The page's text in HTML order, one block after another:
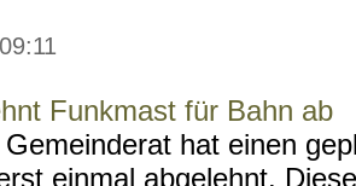
Funkmast für Bahn ab
hat einen
einmal abgelehnt.